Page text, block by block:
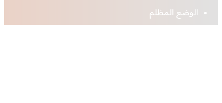
الوضع المظلم